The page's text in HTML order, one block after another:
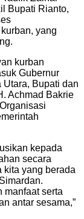
Bupati Rianto,
yang
kurban
Gubernur
Utara, Bupati dan
Achmad Bakrie
kepada
secara
kita yang berada
manfaat serta
antar sesama,”